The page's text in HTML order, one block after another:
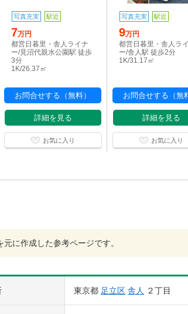
写真充実 駅近
7万円
都営日暮里・舎人ライナ
ー/見沼代親水公園駅 徒歩
3分
1K/26.37㎡
お問合せする（無料）
詳細を見る
お気に入り
写真充実 駅近
9万円
都営日暮里・舎人ラ
ー/舎人駅 徒歩2分
1K/31.17㎡
お問合せする（無
詳細を見る
お気に入り
に作成した参考ページです。
東京都 足立区 舎人 ２丁目